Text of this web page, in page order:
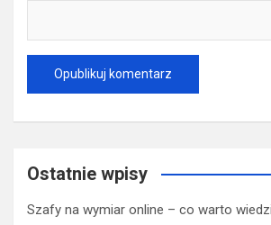
Ostatnie wpisy
Szafy na wymiar online – co warto